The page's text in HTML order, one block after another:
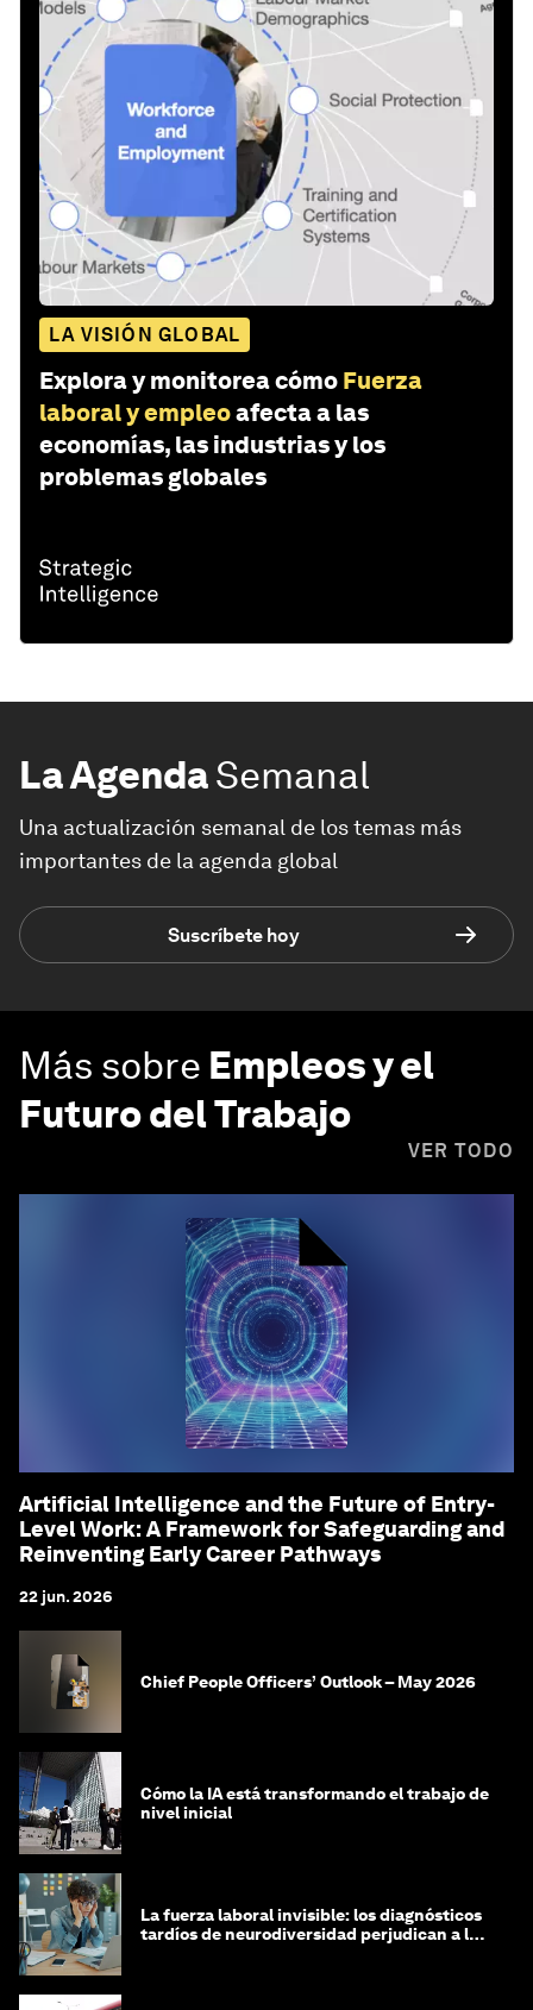
LA VISIÓN GLOBAL
Explora y monitorea cómo Fuerza
laboral y empleoafecta a las
economías, las industrias y los
problemas globales
La AgendaSemanal
Una actualización semanal de los temas más
importantes de la agenda global
Suscríbete hoy
Más sobre Empleos y el
Futuro del Trabajo
VER TODO
Artificial Intelligence and the Future of Entry-
Level Work: A Framework for Safeguarding and
Reinventing Early Career Pathways
22 jun. 2026
Chief People Officers’ Outlook – May 2026
Cómo la IA está transformando el trabajo de
nivel inicial
La fuerza laboral invisible: los diagnósticos
tardíos de neurodiversidad perjudican a las